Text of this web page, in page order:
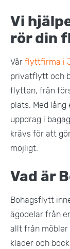
Vi
rör din
Vår flyttfirma i
privatflytt och
flytten, från
plats. Med
uppdrag i
krävs för att
möjligt.
Vad är
Bohagsflytt
ägodelar från
allt från
kläder och